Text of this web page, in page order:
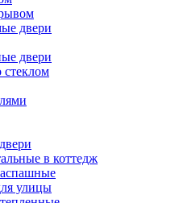
двери
двери
стеклом
в коттедж
улицы